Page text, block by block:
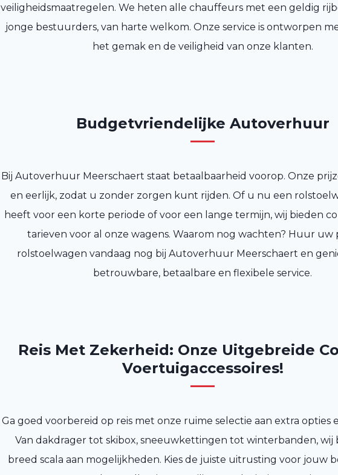
veiligheidsmaatregelen. We heten alle chauffeurs met een geldig
jonge bestuurders, van harte welkom. Onze service is ontworpen
het gemak en de veiligheid van onze klanten.
Budgetvriendelijke Autoverhuur
Bij Autoverhuur Meerschaert staat betaalbaarheid voorop. Onze
en eerlijk, zodat u zonder zorgen kunt rijden. Of u nu een
heeft voor een korte periode of voor een lange termijn, wij bieden
tarieven voor al onze wagens. Waarom nog wachten? Huur uw
rolstoelwagen vandaag nog bij Autoverhuur Meerschaert en
betrouwbare, betaalbare en flexibele service.
Reis Met Zekerheid: Onze Uitgebreide
Voertuigaccessoires!
Ga goed voorbereid op reis met onze ruime selectie aan extra opties
Van dakdrager tot skibox, sneeuwkettingen tot winterbanden, wij
breed scala aan mogelijkheden. Kies de juiste uitrusting voor jouw